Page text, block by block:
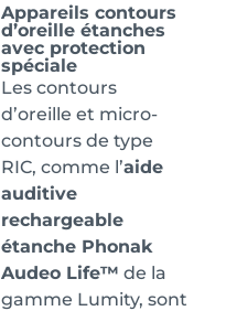
Appareils contours
d’oreille étanches
avec protection
spéciale
Les contours
d’oreille et micro-
contours de type
RIC, comme l’aide
auditive
rechargeable
étanche Phonak
Audeo Life™ de la
gamme Lumity, sont